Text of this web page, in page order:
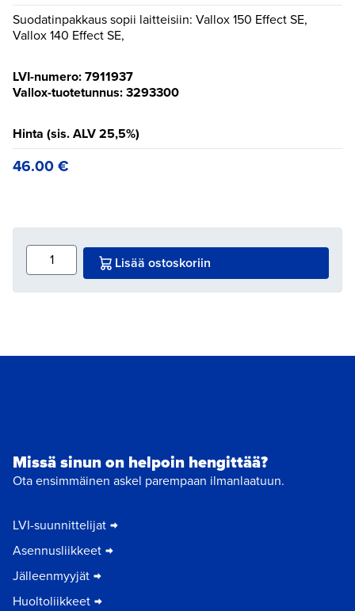
Suodatinpakkaus sopii laitteisiin: Vallox 150 Effect SE,
Vallox 140 Effect SE,
LVI-numero: 7911937
Vallox-tuotetunnus: 3293300
Hinta (sis. ALV 25,5%)
46.00€
Lisää ostoskoriin
Missä sinun on helpoin hengittää?
Ota ensimmäinen askel parempaan ilmanlaatuun.
LVI-suunnittelijat
Asennusliikkeet
Jälleenmyyjät
Huoltoliikkeet